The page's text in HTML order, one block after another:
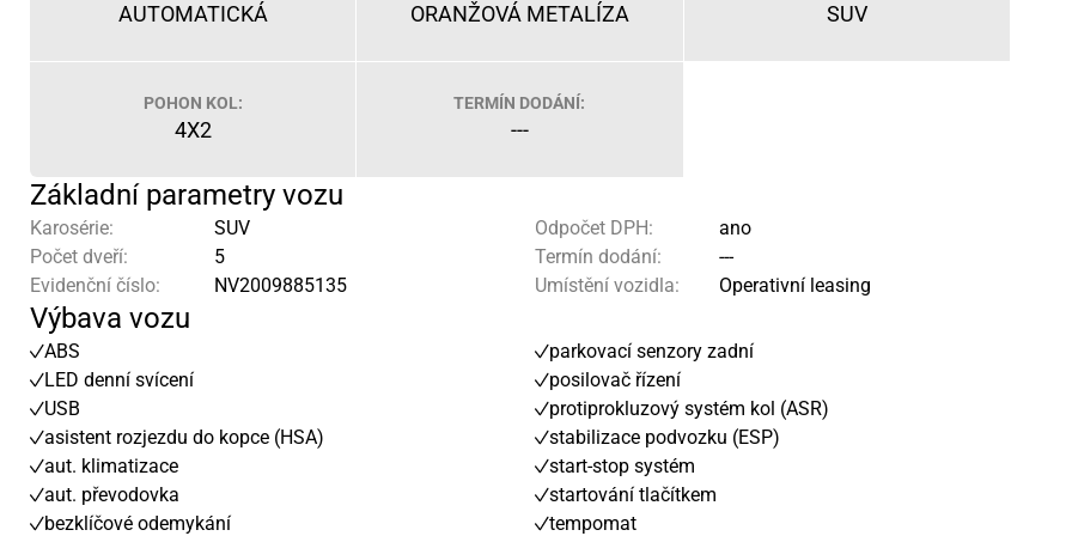
AUTOMATICKÁ ORANŽOVÁ METALÍZA SUV
POHON KOL:
4X2
TERMÍN DODÁNÍ:
---
Základní parametry vozu
Karosérie:
SUV
Počet dveří:
5
Evidenční číslo:
NV2009885135
Odpočet DPH:
ano
Termín dodání:
---
Umístění vozidla:
Operativní leasing
Výbava vozu
ABS
LED denní svícení
USB
asistent rozjezdu do kopce (HSA)
aut. klimatizace
aut. převodovka
bezklíčové odemykání
parkovací senzory zadní
posilovač řízení
protiprokluzový systém kol (ASR)
stabilizace podvozku (ESP)
start-stop systém
startování tlačítkem
tempomat